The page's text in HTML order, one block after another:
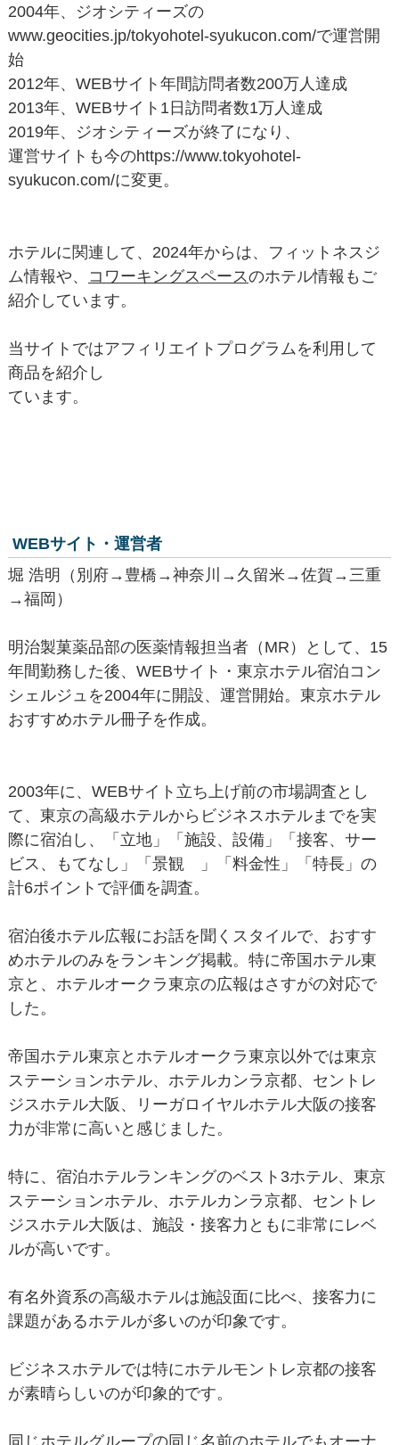
2004年、ジオシティーズの
www.geocities.jp/tokyohotel-syukucon.com/で運営開
始
2012年、WEBサイト年間訪問者数200万人達成
2013年、WEBサイト1日訪問者数1万人達成
2019年、ジオシティーズが終了になり、
運営サイトも今のhttps://www.tokyohotel-
syukucon.com/に変更。
ホテルに関連して、2024年からは、フィットネスジ
ム情報や、
コワーキングスペースのホテル情報もご
紹介しています。
当サイトではアフィリエイトプログラムを利用して
商品を紹介し
ています。
WEBサイト・運営者
堀 浩明（別府→豊橋→神奈川→久留米→佐賀→三重
→福岡）
明治製菓薬品部の医薬情報担当者（MR）として、15
年間勤務した後、WEBサイト・東京ホテル宿泊コン
シェルジュを2004年に開設、運営開始。東京ホテル
おすすめホテル冊子を作成。
2003年に、WEBサイト立ち上げ前の市場調査とし
て、東京の高級ホテルからビジネスホテルまでを実
際に宿泊し、「立地」「施設、設備」「接客、サー
ビス、もてなし」「景観 」「料金性」「特長」の
計6ポイントで評価を調査。
宿泊後ホテル広報にお話を聞くスタイルで、おすす
めホテルのみをランキング掲載。特に帝国ホテル東
京と、ホテルオークラ東京の広報はさすがの対応で
した。
帝国ホテル東京とホテルオークラ東京以外では東京
ステーションホテル、ホテルカンラ京都、セントレ
ジスホテル大阪、リーガロイヤルホテル大阪の接客
力が非常に高いと感じました。
特に、宿泊ホテルランキングのベスト3ホテル、東京
ステーションホテル、ホテルカンラ京都、セントレ
ジスホテル大阪は、施設・接客力ともに非常にレベ
ルが高いです。
有名外資系の高級ホテルは施設面に比べ、接客力に
課題があるホテルが多いのが印象です。
ビジネスホテルでは特にホテルモントレ京都の接客
が素晴らしいのが印象的です。
同じホテルグループの同じ名前のホテルでもオーナ